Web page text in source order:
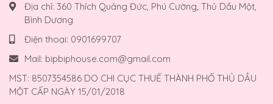
Địa chỉ: 360 Thích Quảng Đức, Phú Cường, Thủ Dầu Một,
Bình Dương
Điện thoại: 0901699707
Mail: bipbiphouse.com@gmail.com
MST: 8507354586 DO CHI CỤC THUẾ THÀNH PHỐ THỦ DẦU
MỘT CẤP NGÀY 15/01/2018